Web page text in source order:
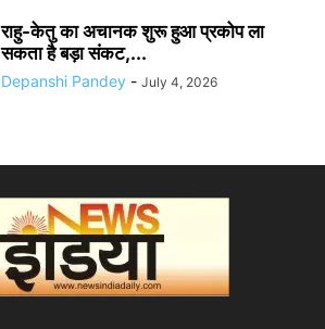
राहु-केतु का अचानक शुरू हुआ प्रकोप ला
सकता है बड़ा संकट,...
Depanshi Pandey - July 4, 2026